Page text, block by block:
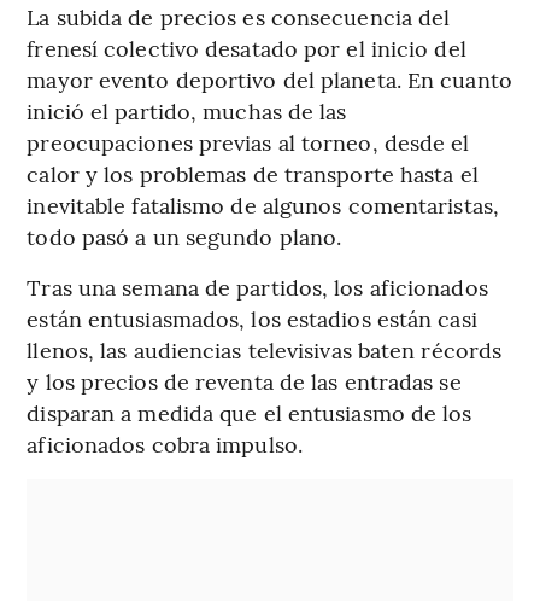
La subida de precios es consecuencia del
frenesí colectivo desatado por el inicio del
mayor evento deportivo del planeta. En cuanto
inició el partido, muchas de las
preocupaciones previas al torneo, desde el
calor y los problemas de transporte hasta el
inevitable fatalismo de algunos comentaristas,
todo pasó a un segundo plano.
Tras una semana de partidos, los aficionados
están entusiasmados, los estadios están casi
llenos, las audiencias televisivas baten récords
y los precios de reventa de las entradas se
disparan a medida que el entusiasmo de los
aficionados cobra impulso.